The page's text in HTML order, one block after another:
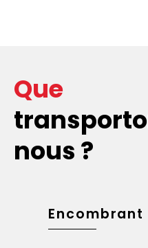
Que
nous ?
Encombrant